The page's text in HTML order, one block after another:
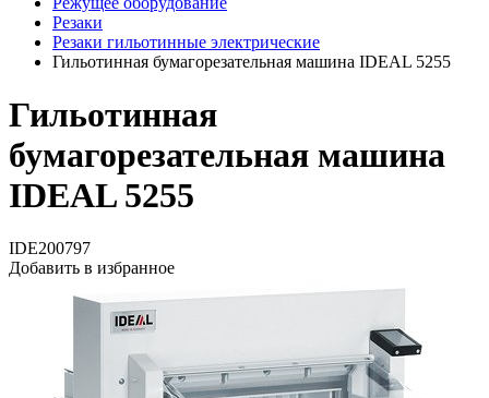
Резаки
Резаки гильотинные электрические
Гильотинная бумагорезательная машина IDEAL 5255
Гильотинная
бумагорезательная машина
IDEAL 5255
IDE200797
Добавить в избранное